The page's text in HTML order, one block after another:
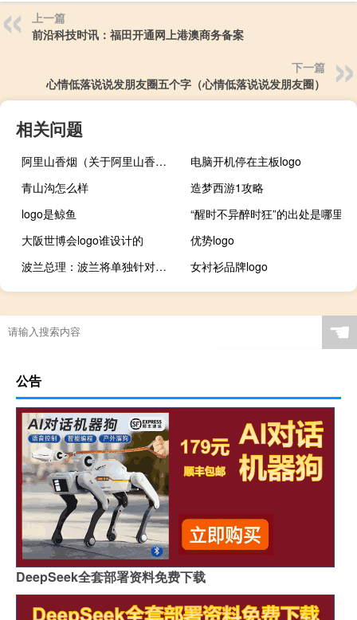
上一篇
前沿科技时讯：福田开通网上港澳商务备案
下一篇
心情低落说说发朋友圈五个字（心情低落说说发朋友圈）
相关问题
阿里山香烟（关于阿里山香烟的介绍）
电脑开机停在主板logo
青山沟怎么样
造梦西游1攻略
logo是鲸鱼
“醒时不异醉时狂”的出处是哪里
大阪世博会logo谁设计的
优势logo
波兰总理：波兰将单独针对乌克兰粮食贯彻自己国家的进口禁令
女衬衫品牌logo
☚
公告
DeepSeek全套部署资料免费下载